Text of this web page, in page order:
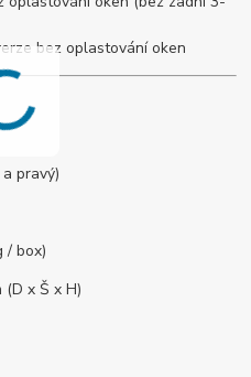
bez oplastování oken
pravý)
/ box)
(D x Š x H)